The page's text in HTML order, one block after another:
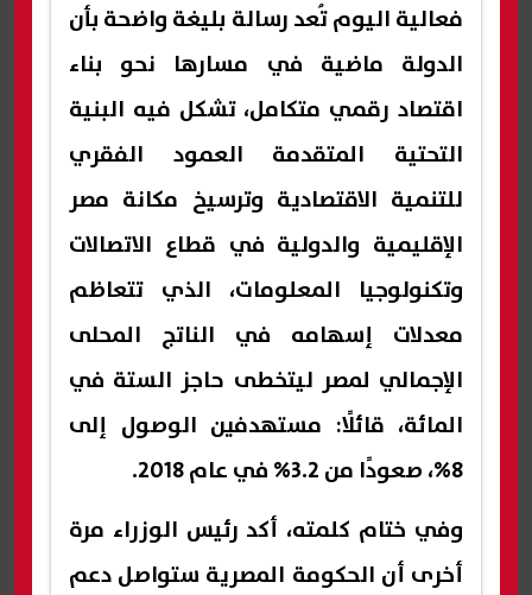
فعالية اليوم تُعد رسالة بليغة واضحة بأن
الدولة ماضية في مسارها نحو بناء
اقتصاد رقمي متكامل، تشكل فيه البنية
التحتية المتقدمة العمود الفقري
للتنمية الاقتصادية وترسيخ مكانة مصر
الإقليمية والدولية في قطاع الاتصالات
وتكنولوجيا المعلومات، الذي تتعاظم
معدلات إسهامه في الناتج المحلى
الإجمالي لمصر ليتخطى حاجز الستة في
المائة، قائلًا: مستهدفين الوصول إلى
8%، صعودًا من 3.2% في عام 2018.
وفي ختام كلمته، أكد رئيس الوزراء مرة
أخرى أن الحكومة المصرية ستواصل دعم